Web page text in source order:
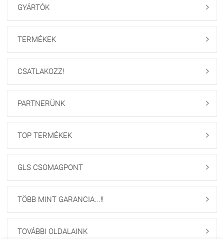
GYÁRTÓK 
TERMÉKEK 
CSATLAKOZZ! 
PARTNERÜNK 
TOP TERMÉKEK 
GLS CSOMAGPONT 
TÖBB MINT GARANCIA...!! 
TOVÁBBI OLDALAINK 